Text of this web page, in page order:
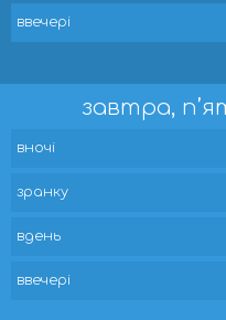
ввечері
завтра,
вночі
зранку
вдень
ввечері